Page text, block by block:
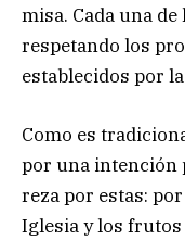
misa. Cada una
respetando los
establecidos por
Como es
por una intención
reza por estas:
Iglesia y los frutos